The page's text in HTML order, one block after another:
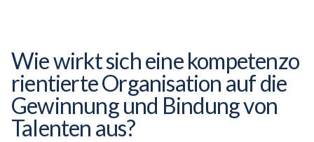
Wie wirkt sich einekompetenzo
rientierteOrganisation auf die
Gewinnung und Bindung von
Talenten aus?